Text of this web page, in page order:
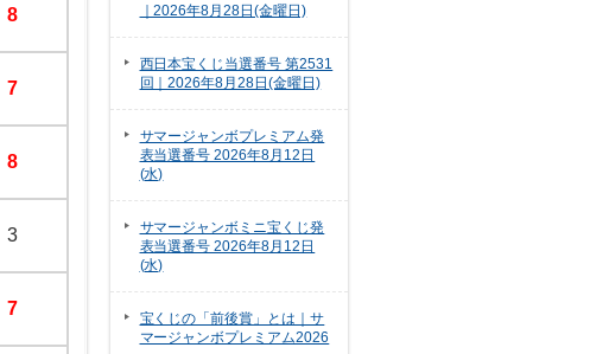
8
7
8
3
7
｜2026年8月28日(金曜日)
西日本宝くじ当選番号 第2531
回｜2026年8月28日(金曜日)
サマージャンボプレミアム発
表当選番号 2026年8月12日
(水)
サマージャンボミニ宝くじ発
表当選番号 2026年8月12日
(水)
宝くじの「前後賞」とは｜サ
マージャンボプレミアム2026